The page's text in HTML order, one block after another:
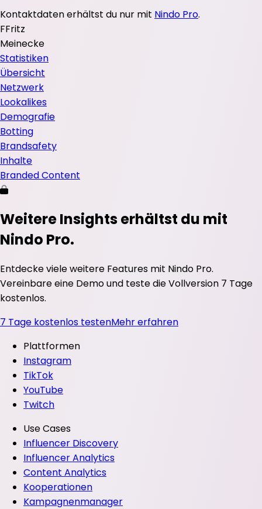
Kontaktdaten erhältst du nur mit Nindo Pro.
FFritz
Meinecke
Statistiken
Übersicht
Netzwerk
Lookalikes
Demografie
Botting
Brandsafety
Inhalte
Branded Content
Weitere Insights erhältst du mit
Nindo Pro.
Entdecke viele weitere Features mit Nindo Pro.
Vereinbare eine Demo und teste die Vollversion 7 Tage
kostenlos.
7 Tage kostenlos testenMehr erfahren
Plattformen
Instagram
TikTok
YouTube
Twitch
Use Cases
Influencer Discovery
Influencer Analytics
Content Analytics
Kooperationen
Kampagnenmanager